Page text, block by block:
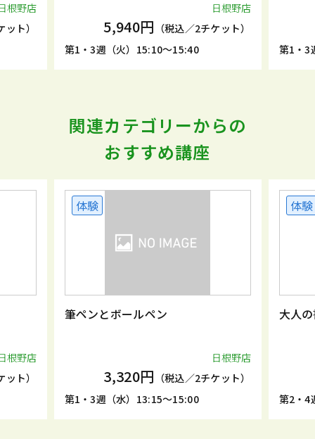
根野店
ト）
日根野店
5,940円 （税込／2チケット）
第1・3週（火）15:10～15:40
第1・3
関連カテゴリーからの
おすすめ講座
根野店
ト）
体験
筆ペンとボールペン
日根野店
3,320円 （税込／2チケット）
第1・3週（水）13:15～15:00
体験
大人
第2・4